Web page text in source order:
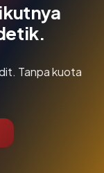
Tanpa kuota